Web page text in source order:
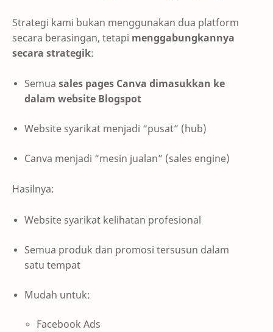
Strategi kami bukan menggunakan dua platform
secara berasingan, tetapi menggabungkannya
secara strategik:
Semua sales pages Canva dimasukkan ke
dalam website Blogspot
Website syarikat menjadi “pusat” (hub)
Canva menjadi “mesin jualan” (sales engine)
Hasilnya:
Website syarikat kelihatan profesional
Semua produk dan promosi tersusun dalam
satu tempat
Mudah untuk:
Facebook Ads